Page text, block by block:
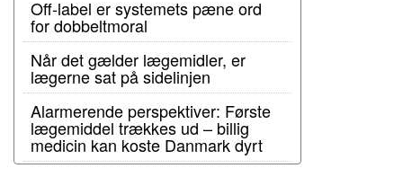
Off-label er systemets pæne ord
for dobbeltmoral
Når det gælder lægemidler, er
lægerne sat på sidelinjen
Alarmerende perspektiver: Første
lægemiddel trækkes ud – billig
medicin kan koste Danmark dyrt